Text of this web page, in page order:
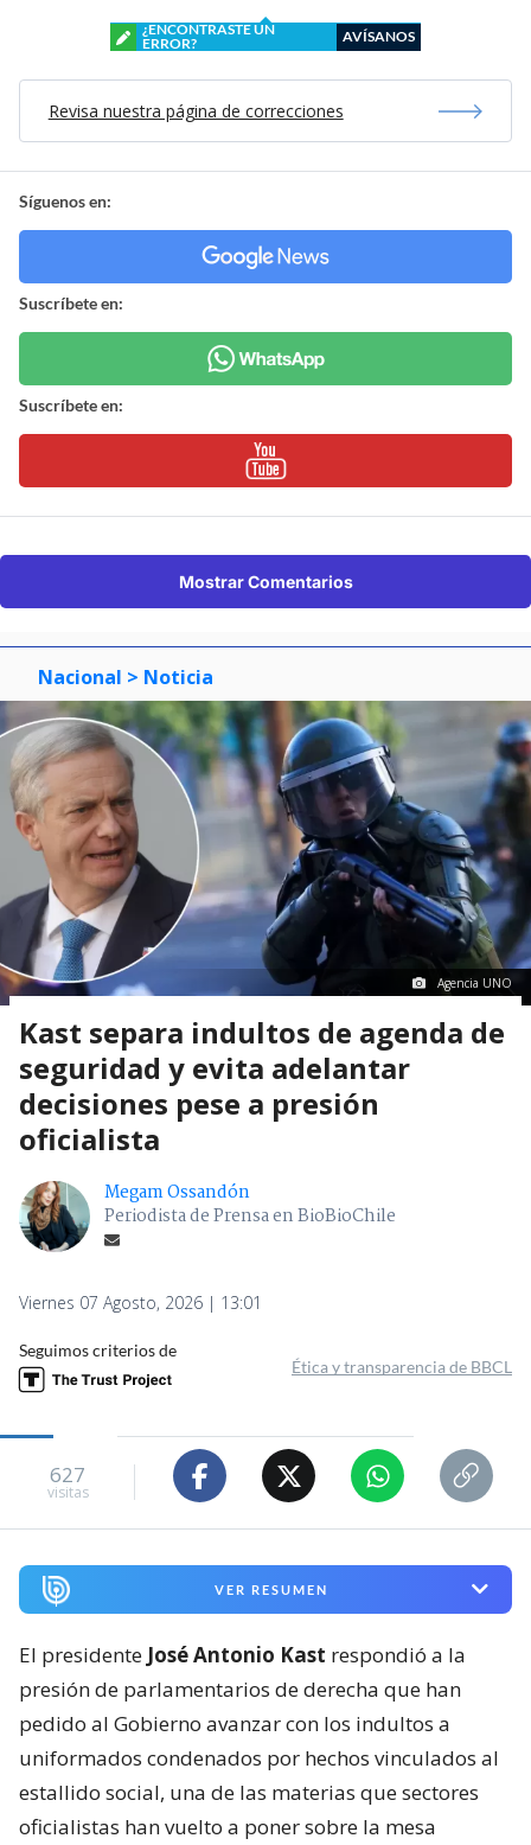
¿ENCONTRASTE UN
ERROR?
AVÍSANOS
Revisa nuestra página de correcciones
Síguenos en:
Suscríbete en:
Suscríbete en:
Mostrar Comentarios
Nacional > Noticia
Agencia UNO
Kast separa indultos de agenda de
seguridad y evita adelantar
decisiones pese a presión
oficialista
Megam Ossandón
Periodista de Prensa en BioBioChile
Viernes 07 Agosto, 2026 | 13:01
Seguimos criterios de
Ética y transparencia de BBCL
627
visitas
VER RESUMEN
El presidente José Antonio Kast respondió a la
presión de parlamentarios de derecha que han
pedido al Gobierno avanzar con los indultos a
uniformados condenados por hechos vinculados al
estallido social, una de las materias que sectores
oficialistas han vuelto a poner sobre la mesa